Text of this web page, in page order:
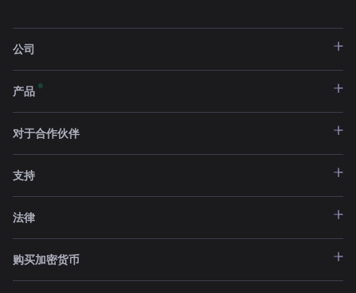
公司
产品
对于合作伙伴
支持
法律
购买加密货币